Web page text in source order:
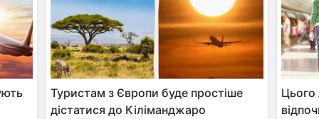
Туристам з Європи буде простіше
дістатися до Кіліманджаро
Цього